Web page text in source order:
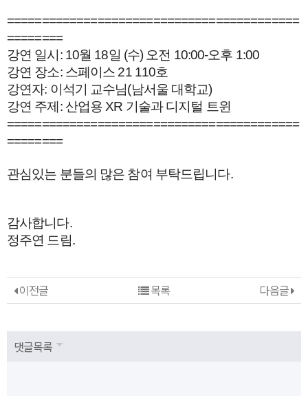
==========================================
========
강연 일시: 10월 18일 (수) 오전 10:00-오후 1:00
강연 장소: 스페이스 21 110호
강연자: 이석기 교수님(남서울 대학교)
강연 주제: 산업용 XR 기술과 디지털 트윈
==========================================
========
관심있는 분들의 많은 참여 부탁드립니다.
감사합니다.
정주연 드림.
이전글 다음글
목록
댓글목록